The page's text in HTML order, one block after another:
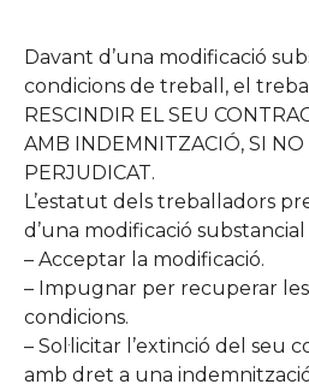
Davant d’una modificació
condicions de treball, el
RESCINDIR EL SEU
AMB INDEMNITZACIÓ, SI NO
PERJUDICAT.
L’estatut dels treballadors
d’una modificació
– Acceptar la modificació.
– Impugnar per recuperar
condicions.
– Sol·licitar l’extinció del seu
amb dret a una